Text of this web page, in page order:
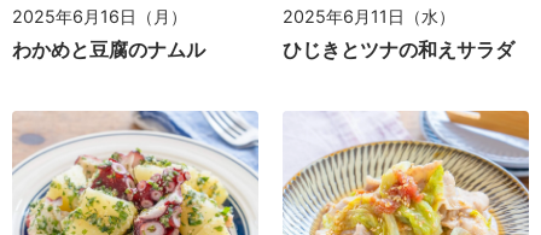
2025年6月16日（月）
わかめと豆腐のナムル
2025年6月11日（水）
ひじきとツナの和えサラダ